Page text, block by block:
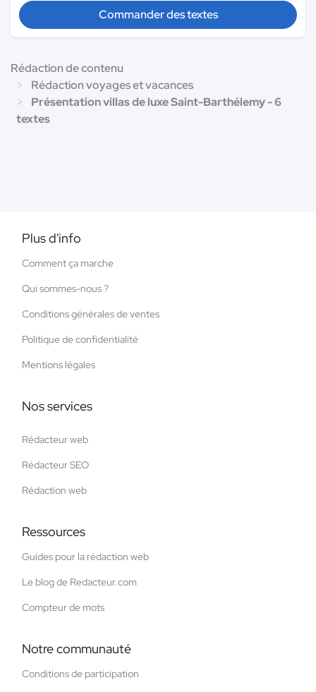
Commander des textes
Rédaction de contenu
Rédaction voyages et vacances
Présentation villas de luxe Saint-Barthélemy - 6
textes
Plus d'info
Comment ça marche
Qui sommes-nous ?
Conditions générales de ventes
Politique de confidentialité
Mentions légales
Nos services
Rédacteur web
Rédacteur SEO
Rédaction web
Ressources
Guides pour la rédaction web
Le blog de Redacteur.com
Compteur de mots
Notre communauté
Conditions de participation